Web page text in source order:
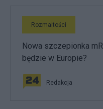
Rozmaitości
Nowa szczepionka
będzie w Europie?
Redakcja